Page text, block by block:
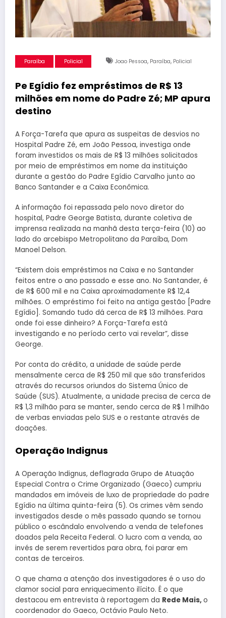
Paraíba Policial Joao Pessoa, Paraíba, Policial
Pe Egídio fez empréstimos de R$ 13
milhões em nome do Padre Zé; MP apura
destino
A Força-Tarefa que apura as suspeitas de desvios no
Hospital Padre Zé, em João Pessoa, investiga onde
foram investidos os mais de R$ 13 milhões solicitados
por meio de empréstimos em nome da instituição
durante a gestão do Padre Egídio Carvalho junto ao
Banco Santander e a Caixa Econômica.
A informação foi repassada pelo novo diretor do
hospital, Padre George Batista, durante coletiva de
imprensa realizada na manhã desta terça-feira (10) ao
lado do arcebispo Metropolitano da Paraíba, Dom
Manoel Delson.
“Existem dois empréstimos na Caixa e no Santander
feitos entre o ano passado e esse ano. No Santander, é
de R$ 600 mil e na Caixa aproximadamente R$ 12,4
milhões. O empréstimo foi feito na antiga gestão [Padre
Egídio]. Somando tudo dá cerca de R$ 13 milhões. Para
onde foi esse dinheiro? A Força-Tarefa está
investigando e no período certo vai revelar”, disse
George.
Por conta do crédito, a unidade de saúde perde
mensalmente cerca de R$ 250 mil que são transferidos
através do recursos oriundos do Sistema Único de
Saúde (SUS). Atualmente, a unidade precisa de cerca de
R$ 1,3 milhão para se manter, sendo cerca de R$ 1 milhão
de verbas enviadas pelo SUS e o restante através de
doações.
Operação Indignus
A Operação Indignus, deflagrada Grupo de Atuação
Especial Contra o Crime Organizado (Gaeco) cumpriu
mandados em imóveis de luxo de propriedade do padre
Egídio na última quinta-feira (5). Os crimes vêm sendo
investigados desde o mês passado quando se tornou
público o escândalo envolvendo a venda de telefones
doados pela Receita Federal. O lucro com a venda, ao
invés de serem revertidos para obra, foi parar em
contas de terceiros.
O que chama a atenção dos investigadores é o uso do
clamor social para enriquecimento ilícito. É o que
destacou em entrevista à reportagem da Rede Mais,o
coordenador do Gaeco, Octávio Paulo Neto.